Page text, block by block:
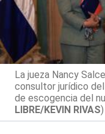
La jueza Nancy
consultor jurídico
de escogencia del
LIBRE/KEVIN RIVAS)